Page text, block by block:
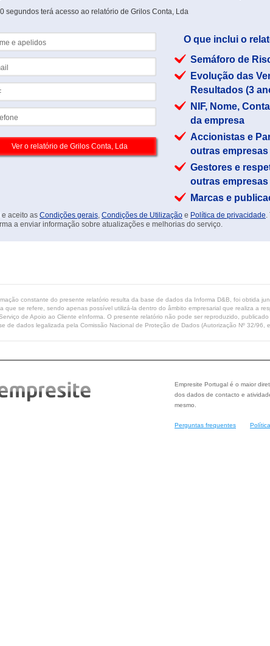
segundos terá acesso ao relatório de Grilos Conta, Lda
O que inclui o
Semáforo de
Evolução das
Resultados (3
NIF, Nome,
da empresa
Accionistas e
outras empresas
Gestores e
outras empresas
Marcas e
e aceito as Condições gerais, Condições de Utilização e Política de privacidade.
a enviar informação sobre atualizações e melhorias do serviço.
constante do presente relatório resulta da base de dados da Informa D&B, foi obtida
que se refere, sendo apenas possível utilizá-la dentro do âmbito empresarial que realiza a
de Apoio ao Cliente eInforma. O presente relatório não pode ser reproduzido,
de dados legalizada pela Comissão Nacional de Proteção de Dados (Autorização Nº 32/96,
Empresite Portugal é o maior
dos dados de contacto e
mesmo.
Perguntas frequentes